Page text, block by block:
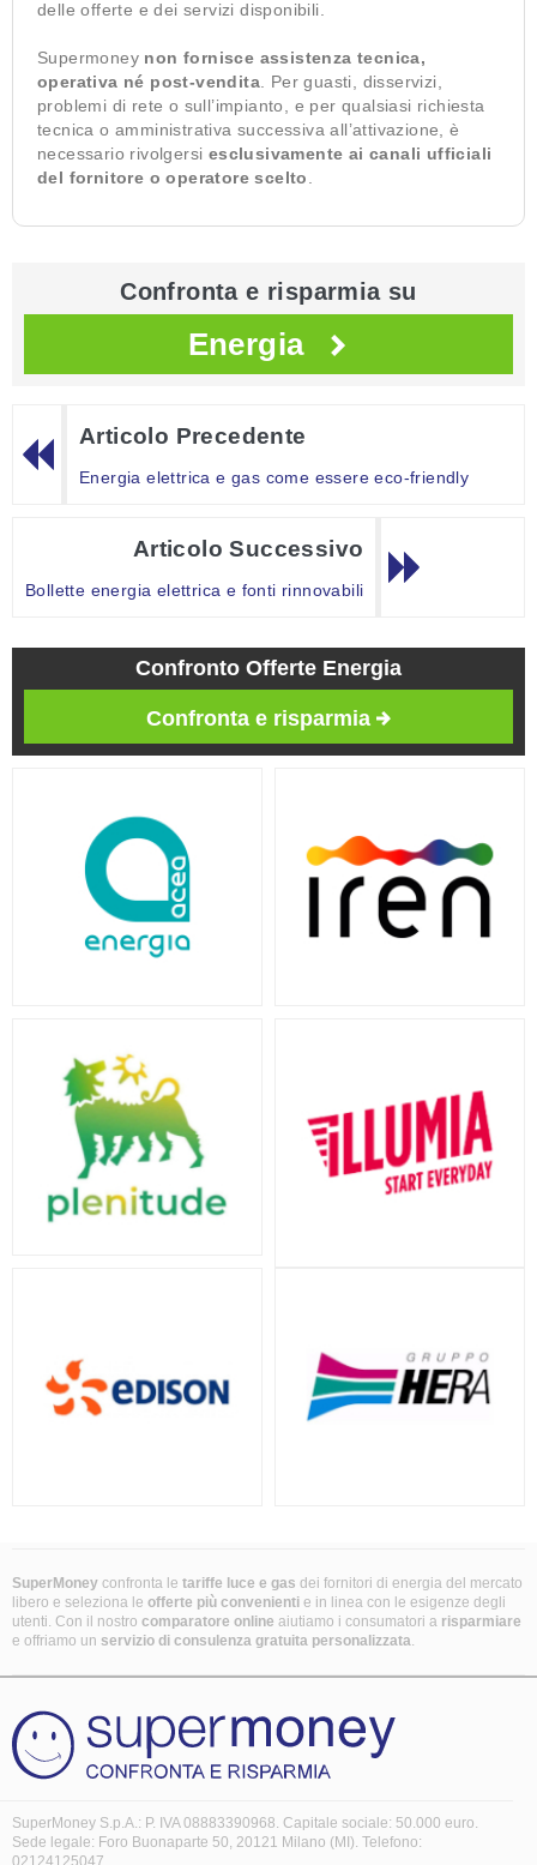
delle offerte e dei servizi disponibili.
Supermoney non fornisce assistenza tecnica,
operativa né post-vendita . Per guasti, disservizi,
problemi di rete o sull’impianto, e per qualsiasi richiesta
tecnica o amministrativa successiva all’attivazione, è
necessario rivolgersi esclusivamente ai canali ufficiali
del fornitore o operatore scelto
Confronta e risparmia su
Energia
Articolo Precedente
Energia elettrica e gas come essere eco-friendly
Articolo Successivo
Bollette energia elettrica e fonti rinnovabili
Confronto Offerte Energia
Confronta e risparmia
SuperMoney confronta le tariffe luce e gas dei fornitori di energia del mercato
libero e seleziona le offerte più convenienti e in linea con le esigenze degli
utenti. Con il nostro comparatore online aiutiamo i consumatori a risparmiare
e offriamo un servizio di consulenza gratuita personalizzata.
SuperMoney S.p.A.: P. IVA 08883390968. Capitale sociale: 50.000 euro.
Sede legale: Foro Buonaparte 50, 20121 Milano (MI). Telefono:
02124125047.